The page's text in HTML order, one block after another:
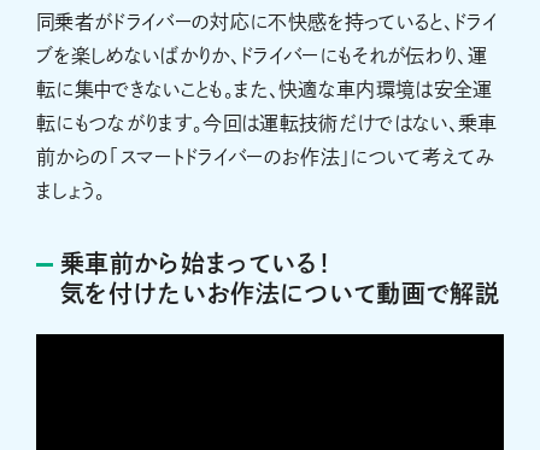
同乗者がドライバーの対応に不快感を持っていると、ドライ
ブを楽しめないばかりか、ドライバーにもそれが伝わり、運
転に集中できないことも。また、快適な車内環境は安全運
転にもつながります。今回は運転技術だけではない、乗車
前からの「スマートドライバーのお作法」について考えてみ
ましょう。
乗車前から始まっている！
気を付けたいお作法について動画で解説